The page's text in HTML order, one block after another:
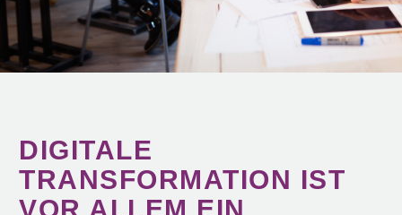
DIGITALE
TRANSFORMATION IST